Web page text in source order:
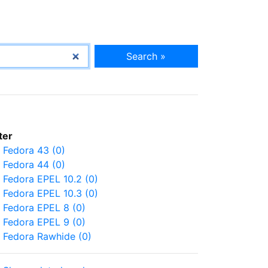
Search »
Fedora 43 (0)
Fedora 44 (0)
Fedora EPEL 10.2 (0)
Fedora EPEL 10.3 (0)
Fedora EPEL 8 (0)
Fedora EPEL 9 (0)
Fedora Rawhide (0)